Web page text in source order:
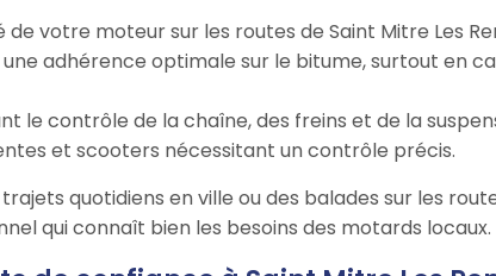
de votre moteur sur les routes de Saint Mitre Les
adhérence optimale sur le bitume, surtout en
le contrôle de la chaîne, des freins et de la
et scooters nécessitant un contrôle précis.
quotidiens en ville ou des balades sur les
qui connaît bien les besoins des motards locaux.